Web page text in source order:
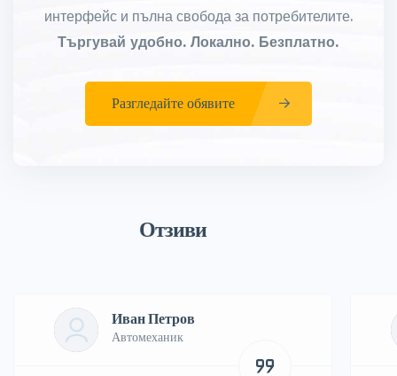
интерфейс и пълна свобода за потребителите.
Търгувай удобно. Локално. Безплатно.
Разгледайте обявите
Отзиви
Иван Петров
Автомеханик